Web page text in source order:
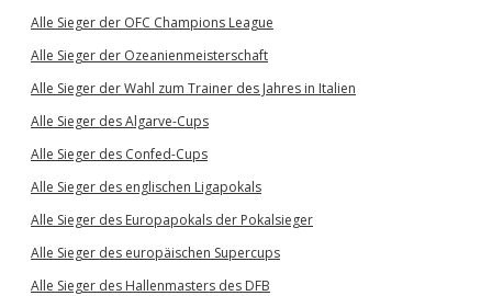
Alle Sieger der OFC Champions League
Alle Sieger der Ozeanienmeisterschaft
Alle Sieger der Wahl zum Trainer des Jahres in Italien
Alle Sieger des Algarve-Cups
Alle Sieger des Confed-Cups
Alle Sieger des englischen Ligapokals
Alle Sieger des Europapokals der Pokalsieger
Alle Sieger des europäischen Supercups
Alle Sieger des Hallenmasters des DFB